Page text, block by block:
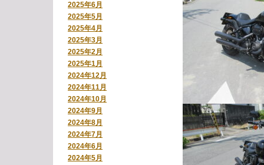
2025年6月
2025年5月
2025年4月
2025年3月
2025年2月
2025年1月
2024年12月
2024年11月
2024年10月
2024年9月
2024年8月
2024年7月
2024年6月
2024年5月